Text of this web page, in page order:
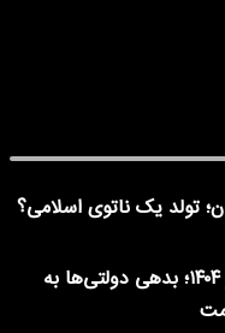
تولد یک ناتوی اسلامی؟
رکوردزنی بدهی دولت در ۱۴۰۴؛ بدهی دولتی‌ها به